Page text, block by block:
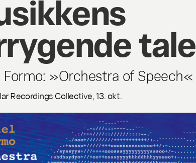
tale
Formo: »Orchestra of Speech«
Recordings Collective, 13. okt.